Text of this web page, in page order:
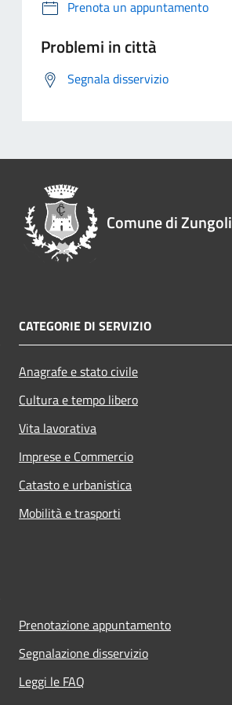
Prenota un appuntamento
Problemi in città
Segnala disservizio
Comune di Zungoli
CATEGORIE DI SERVIZIO
Anagrafe e stato civile
Cultura e tempo libero
Vita lavorativa
Imprese e Commercio
Catasto e urbanistica
Mobilità e trasporti
Prenotazione appuntamento
Segnalazione disservizio
Leggi le FAQ